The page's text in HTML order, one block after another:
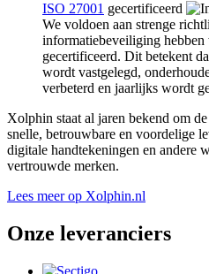
ISO 27001 gecertificeerd
We voldoen aan strenge
informatiebeveiliging
gecertificeerd. Dit betekent
wordt vastgelegd,
verbeterd en jaarlijks wordt
Xolphin staat al jaren bekend om
snelle, betrouwbare en voordelige
digitale handtekeningen en andere
vertrouwde merken.
Lees meer op Xolphin.nl
Onze leveranciers